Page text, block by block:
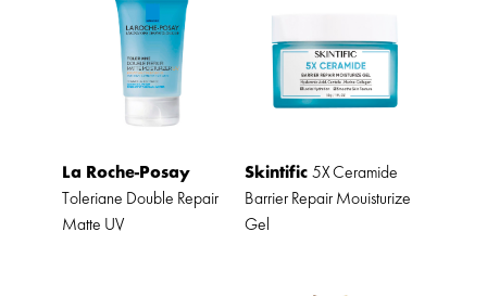
La Roche-Posay
Toleriane Double Repair
Matte UV
Skintific 5X Ceramide
Barrier Repair Mouisturize
Gel